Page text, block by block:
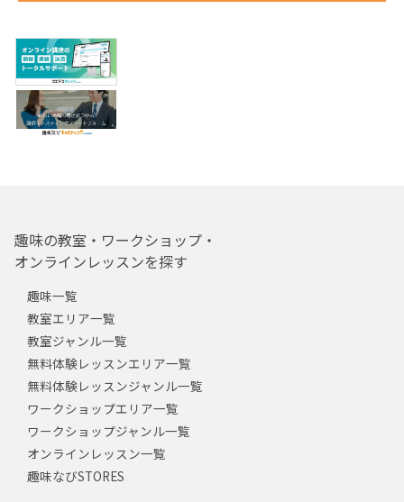
趣味の教室・ワークショップ・
オンラインレッスンを探す
趣味一覧
教室エリア一覧
教室ジャンル一覧
無料体験レッスンエリア一覧
無料体験レッスンジャンル一覧
ワークショップエリア一覧
ワークショップジャンル一覧
オンラインレッスン一覧
趣味なびSTORES